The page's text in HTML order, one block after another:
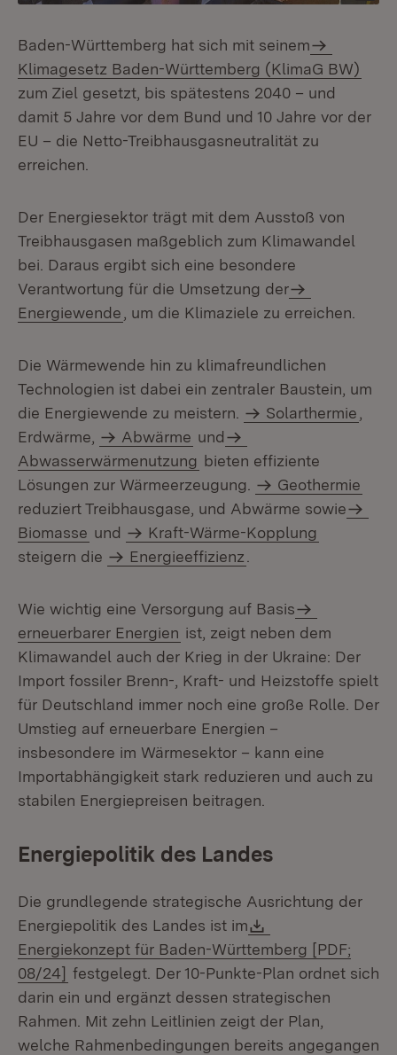
Baden-Württemberg hat sich mit seinem
Klimagesetz Baden-Württemberg (KlimaG BW)
zum Ziel gesetzt, bis spätestens 2040 – und
damit 5 Jahre vor dem Bund und 10 Jahre vor der
EU – die Netto-Treibhausgasneutralität zu
erreichen.
Der Energiesektor trägt mit dem Ausstoß von
Treibhausgasen maßgeblich zum Klimawandel
bei. Daraus ergibt sich eine besondere
Verantwortung für die Umsetzung der
Energiewende
, um die Klimaziele zu erreichen.
Die Wärmewende hin zu klimafreundlichen
Technologien ist dabei ein zentraler Baustein, um
die Energiewende zu meistern.
Solarthermie
Erdwärme,
Abwärme und
Abwasserwärmenutzung bieten effiziente
Lösungen zur Wärmeerzeugung.
Geothermie
reduziert Treibhausgase, und Abwärme sowie
Biomasse und
Kraft-Wärme-Kopplung
steigern die
Energieeffizienz
Wie wichtig eine Versorgung auf Basis
erneuerbarer Energien ist, zeigt neben dem
Klimawandel auch der Krieg in der Ukraine: Der
Import fossiler Brenn-, Kraft- und Heizstoffe spielt
für Deutschland immer noch eine große Rolle. Der
Umstieg auf erneuerbare Energien –
insbesondere im Wärmesektor – kann eine
Importabhängigkeit stark reduzieren und auch zu
stabilen Energiepreisen beitragen.
Energiepolitik des Landes
Die grundlegende strategische Ausrichtung der
Energiepolitik des Landes ist im
Energiekonzept für Baden-Württemberg [PDF;
08/24] (Öffnet in neuem Fenster)
festgelegt. Der 10-Punkte-Plan ordnet sich
darin ein und ergänzt dessen strategischen
Rahmen. Mit zehn Leitlinien zeigt der Plan,
welche Rahmenbedingungen bereits angegangen